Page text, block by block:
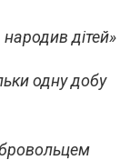
дітей»
одну добу